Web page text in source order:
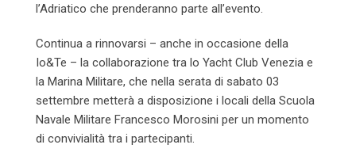
l’Adriatico che prenderanno parte all’evento.
Continua a rinnovarsi – anche in occasione della
Io&Te – la collaborazione tra lo Yacht Club Venezia e
la Marina Militare, che nella serata di sabato 03
settembre metterà a disposizione i locali della Scuola
Navale Militare Francesco Morosini per un momento
di convivialità tra i partecipanti.